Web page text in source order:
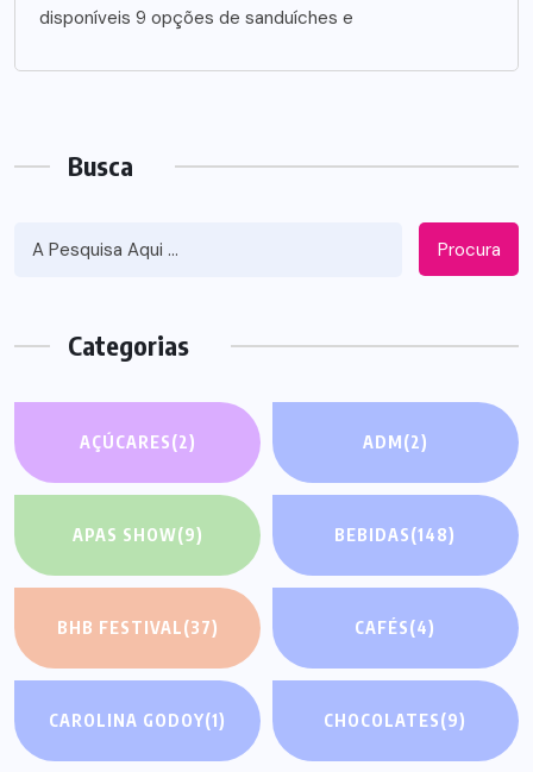
disponíveis 9 opções de sanduíches e
Busca
Procura
Categorias
AÇÚCARES(2) ADM(2)
APAS SHOW(9) BEBIDAS(148)
BHB FESTIVAL(37) CAFÉS(4)
CAROLINA GODOY(1) CHOCOLATES(9)